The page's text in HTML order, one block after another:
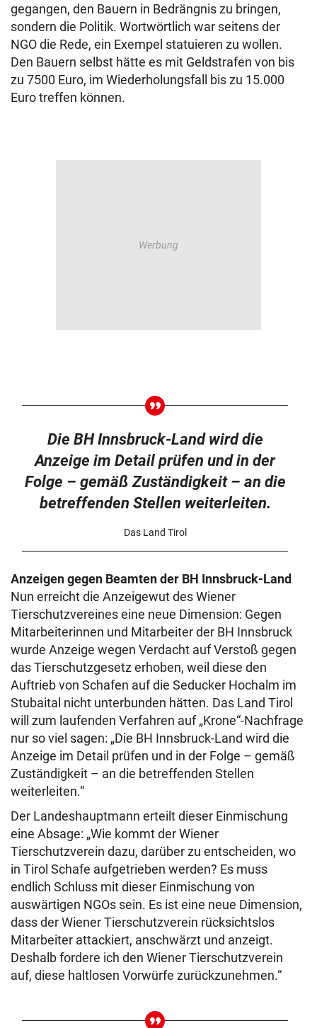
gegangen, den Bauern in Bedrängnis zu bringen,
sondern die Politik. Wortwörtlich war seitens der
NGO die Rede, ein Exempel statuieren zu wollen.
Den Bauern selbst hätte es mit Geldstrafen von bis
zu 7500 Euro, im Wiederholungsfall bis zu 15.000
Euro treffen können.
Die BH Innsbruck-Land wird die
Anzeige im Detail prüfen und in der
Folge – gemäß Zuständigkeit – an die
betreffenden Stellen weiterleiten.
Das Land Tirol
Anzeigen gegen Beamten der BH Innsbruck-Land
Nun erreicht die Anzeigewut des Wiener
Tierschutzvereines eine neue Dimension: Gegen
Mitarbeiterinnen und Mitarbeiter der BH Innsbruck
wurde Anzeige wegen Verdacht auf Verstoß gegen
das Tierschutzgesetz erhoben, weil diese den
Auftrieb von Schafen auf die Seducker Hochalm im
Stubaital nicht unterbunden hätten. Das Land Tirol
will zum laufenden Verfahren auf „Krone“-Nachfrage
nur so viel sagen: „Die BH Innsbruck-Land wird die
Anzeige im Detail prüfen und in der Folge – gemäß
Zuständigkeit – an die betreffenden Stellen
weiterleiten.“
Der Landeshauptmann erteilt dieser Einmischung
eine Absage: „Wie kommt der Wiener
Tierschutzverein dazu, darüber zu entscheiden, wo
in Tirol Schafe aufgetrieben werden? Es muss
endlich Schluss mit dieser Einmischung von
auswärtigen NGOs sein. Es ist eine neue Dimension,
dass der Wiener Tierschutzverein rücksichtslos
Mitarbeiter attackiert, anschwärzt und anzeigt.
Deshalb fordere ich den Wiener Tierschutzverein
auf, diese haltlosen Vorwürfe zurückzunehmen.“